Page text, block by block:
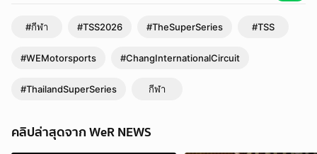
#กีฬา #TSS2026 #TheSuperSeries #TSS
#WEMotorsports #ChangInternationalCircuit
#ThailandSuperSeries กีฬา
คลิปล่าสุดจาก WeR NEWS